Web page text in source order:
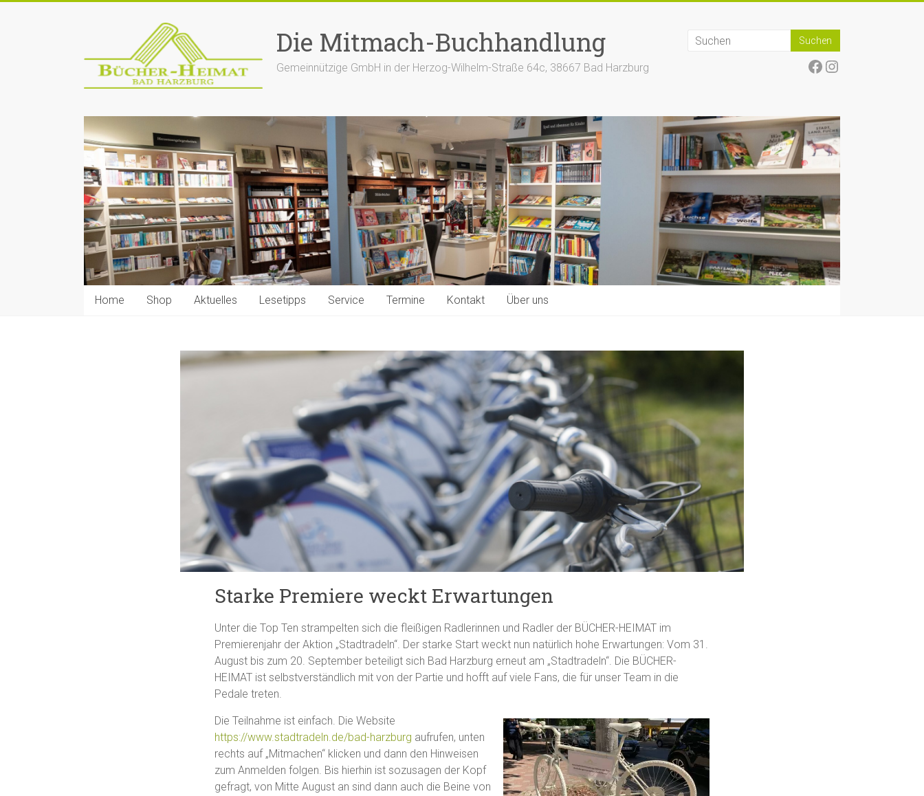
Die Mitmach-Buchhandlung
Gemeinnützige GmbH in der Herzog-Wilhelm-Straße 64c, 38667 Bad Harzburg Facebook
Instagram
Home Shop Aktuelles Lesetipps Service Termine Kontakt Über uns
Starke Premiere weckt Erwartungen
Unter die Top Ten strampelten sich die fleißigen Radlerinnen und Radler der BÜCHER-HEIMAT im
Premierenjahr der Aktion „Stadtradeln“. Der starke Start weckt nun natürlich hohe Erwartungen: Vom 31.
August bis zum 20. September beteiligt sich Bad Harzburg erneut am „Stadtradeln“. Die BÜCHER-
HEIMAT ist selbstverständlich mit von der Partie und hofft auf viele Fans, die für unser Team in die
Pedale treten.
Die Teilnahme ist einfach. Die Website
https://www.stadtradeln.de/bad-harzburg aufrufen, unten
rechts auf „Mitmachen“ klicken und dann den Hinweisen
zum Anmelden folgen. Bis hierhin ist sozusagen der Kopf
gefragt, von Mitte August an sind dann auch die Beine von